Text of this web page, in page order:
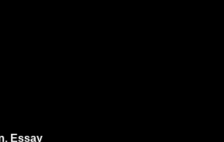
Essay